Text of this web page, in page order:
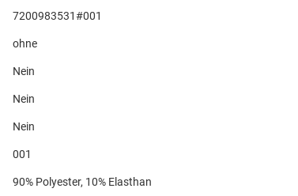
7200983531#001
ohne
Nein
Nein
Nein
001
90% Polyester, 10% Elasthan